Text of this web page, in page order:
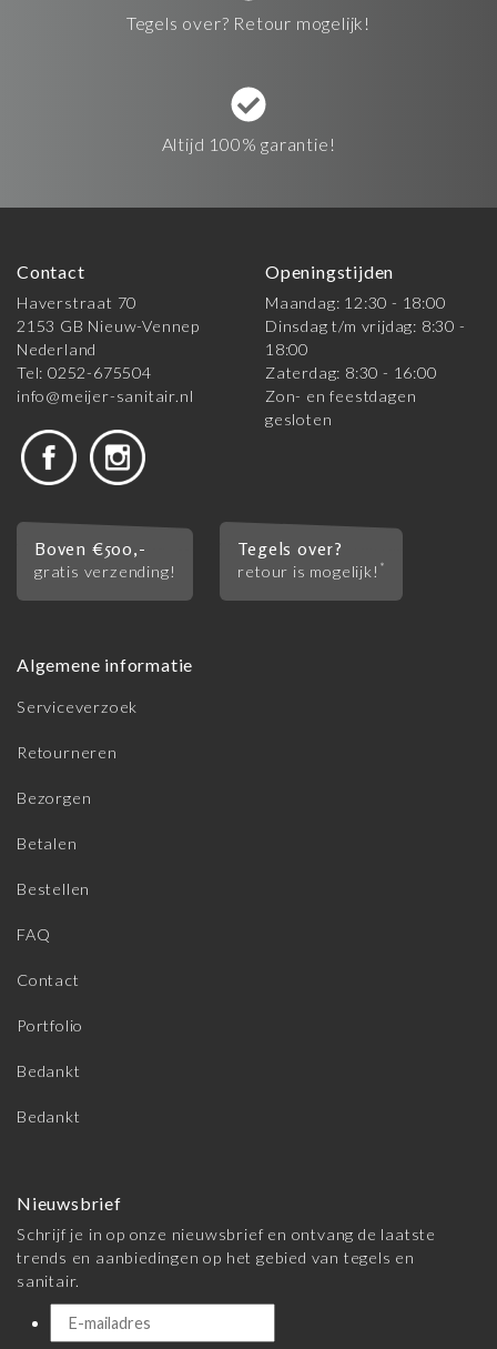
Tegels over? Retour mogelijk!
Altijd 100% garantie!
Contact
Haverstraat 70
2153 GB Nieuw-Vennep
Nederland
Tel: 0252-675504
info@meijer-sanitair.nl
Openingstijden
Maandag: 12:30 - 18:00
Dinsdag t/m vrijdag: 8:30 -
18:00
Zaterdag: 8:30 - 16:00
Zon- en feestdagen
gesloten
Boven €500,-
gratis verzending!
Tegels over?
retour is mogelijk! *
Algemene informatie
Serviceverzoek
Retourneren
Bezorgen
Betalen
Bestellen
FAQ
Contact
Portfolio
Bedankt
Bedankt
Nieuwsbrief
Schrijf je in op onze nieuwsbrief en ontvang de laatste
trends en aanbiedingen op het gebied van tegels en
sanitair.